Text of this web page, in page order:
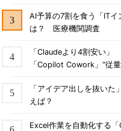
AI予算の7割を食う「IT
は？ 医療機関調査
「Claudeより4割安い
「Copilot Cowork」“従
「アイデア出しを抜い
えば？
Excel作業を自動化する